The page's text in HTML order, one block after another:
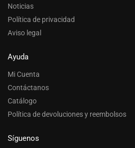
Noticias
Política de privacidad
Aviso legal
Ayuda
Mi Cuenta
Contáctanos
Catálogo
Política de devoluciones y reembolsos
Síguenos